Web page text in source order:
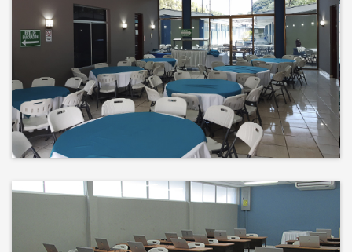
El éxito no es solo un destino, es el
impacto que dejamos en el
camino